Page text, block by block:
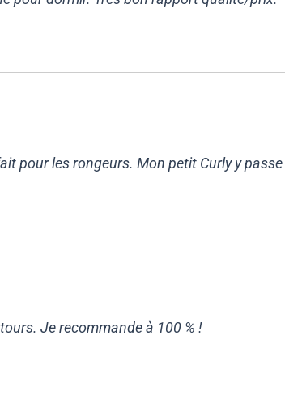
pour les rongeurs. Mon petit Curly y
Je recommande à 100 % !